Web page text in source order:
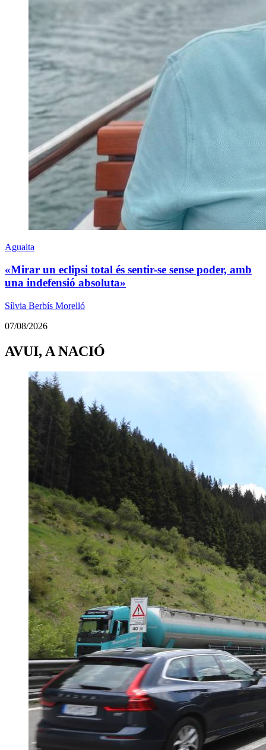
Aguaita
«Mirar un eclipsi total és sentir-se sense poder, amb
una indefensió absoluta»
Sílvia Berbís Morelló
07/08/2026
AVUI, A NACIÓ